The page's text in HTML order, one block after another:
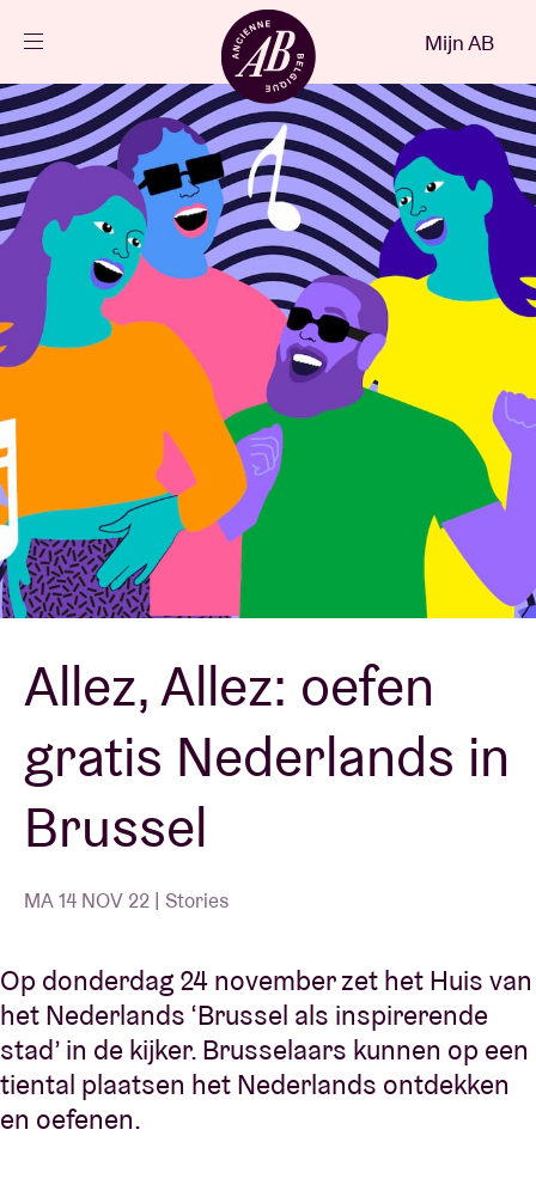
NL
Agenda
Projecten
Nieuws
Bezoekersinfo
AB ❤ you
Zaalhuur
BRDCST
ABtv
Concertcheque
Over AB
Contact
Mijn AB
Allez, Allez: oefen
gratis Nederlands in
Brussel
MA 14 NOV 22 | Stories
Op donderdag 24 november zet het Huis van
het Nederlands ‘Brussel als inspirerende
stad’ in de kijker. Brusselaars kunnen op een
tiental plaatsen het Nederlands ontdekken
en oefenen.